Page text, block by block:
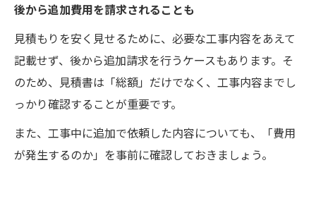
後から追加費用を請求されることも
見積もりを安く見せるために、必要な工事内容をあえて
記載せず、後から追加請求を行うケースもあります。そ
のため、見積書は「総額」だけでなく、工事内容までし
っかり確認することが重要です。
また、工事中に追加で依頼した内容についても、「費用
が発生するのか」を事前に確認しておきましょう。